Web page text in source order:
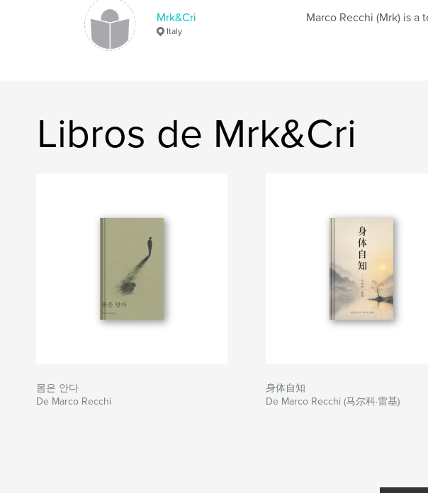
Mrk&Cri
Italy
Marco Recchi (Mrk) is a
Libros de Mrk&Cri
몸은 안다
De Marco Recchi
身体自知
De Marco Recchi (马尔科·雷基)